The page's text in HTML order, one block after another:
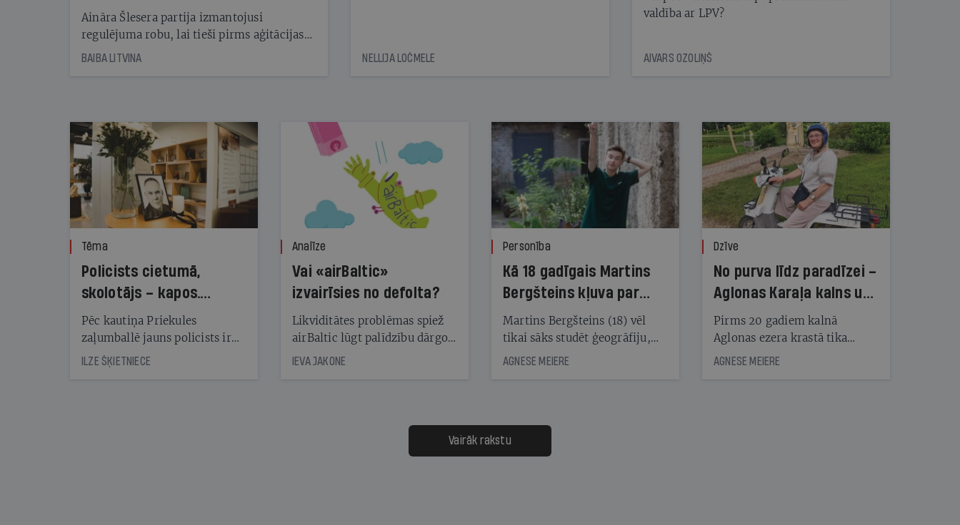
kampaņu
Aināra Šlesera partija izmantojusi
regulējuma robu, lai tieši pirms aģitācijas
starta izreklamētos par summu, kas
BAIBA LITVINA NELLIJA LOČMELE
valdība ar LPV?
AIVARS OZOLIŅŠ
Tēma
Policists cietumā,
skolotājs – kapos.
Reibuma cena Priekulē
Pēc kautiņa Priekules
zaļumballē jauns policists ir
nonācis cietumā, bet
cienījams pedagogs — kapos.
ILZE ŠĶIETNIECE
Analīze
Vai «airBaltic»
izvairīsies no defolta?
Likviditātes problēmas spiež
airBaltic lūgt palīdzību dārgo
obligāciju turētājiem, taču
samaksāt augstos procentus,
kas jāpārskaita jau trīs dienas
pirms nākamās sapulces
IEVA JAKONE
Personība
Kā 18 gadīgais Martins
Bergšteins kļuva par
laika ziņu seju?
Martins Bergšteins (18) vēl
tikai sāks studēt ģeogrāfiju,
bet viņa sacītajam jau uzticas
uzcītīga darba, mammas
atbalsts un drosme turpināt
meteovērojumus arī tad, kad
AGNESE MEIERE
Dzīve
No purva līdz paradīzei –
Aglonas Karaļa kalns un
tā radītāji
Pirms 20 gadiem kalnā
Aglonas ezera krastā tika
uzstādītas pirmās koka
AGNESE MEIERE
Vairāk rakstu